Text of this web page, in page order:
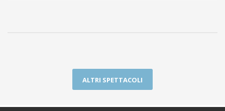
ALTRI SPETTACOLI